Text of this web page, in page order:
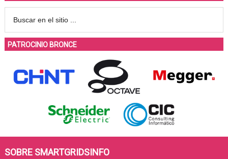
PATROCINIO BRONCE
SOBRE SMARTGRIDSINFO